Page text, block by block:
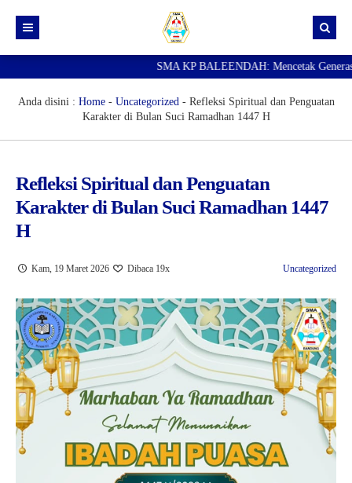
Berita
SPMB
SMA KP BALEENDAH: Mencetak
Anda disini : Home- Uncategorized- Refleksi Spiritual dan Penguatan
Karakter di Bulan Suci Ramadhan 1447 H
Refleksi Spiritual dan Penguatan
Karakter di Bulan Suci Ramadhan 1447
H
Kam, 19 Maret 2026 Dibaca 19x Uncategorized